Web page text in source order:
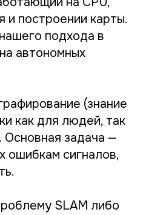
и построении карты.
подхода в
автономных
(знание
как для людей, так
задача —
ошибкам сигналов,
SLAM либо